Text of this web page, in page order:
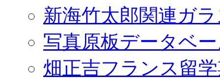
新海竹太郎関連ガ
写真原板データベ
畑正吉フランス留